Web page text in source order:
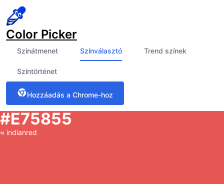
Color Picker
Színátmenet Színválasztó Trend színek
Színtörténet
Hozzáadás a Chrome-hoz
#E75855
≈ indianred